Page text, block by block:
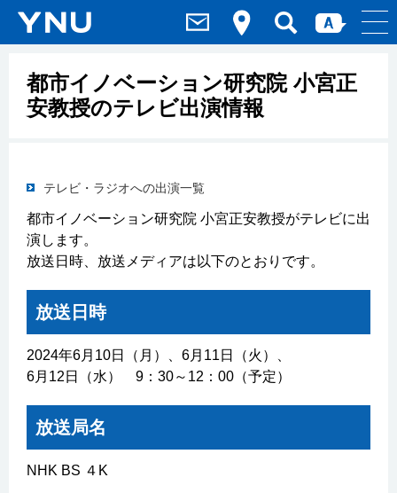
都市イノベーション研究院 小宮正
安教授のテレビ出演情報
テレビ・ラジオへの出演一覧
都市イノベーション研究院 小宮正安教授がテレビに出
演します。
放送日時、放送メディアは以下のとおりです。
放送日時
2024年6月10日（月）、6月11日（火）、
6月12日（水） 9：30～12：00（予定）
放送局名
NHK BS ４K